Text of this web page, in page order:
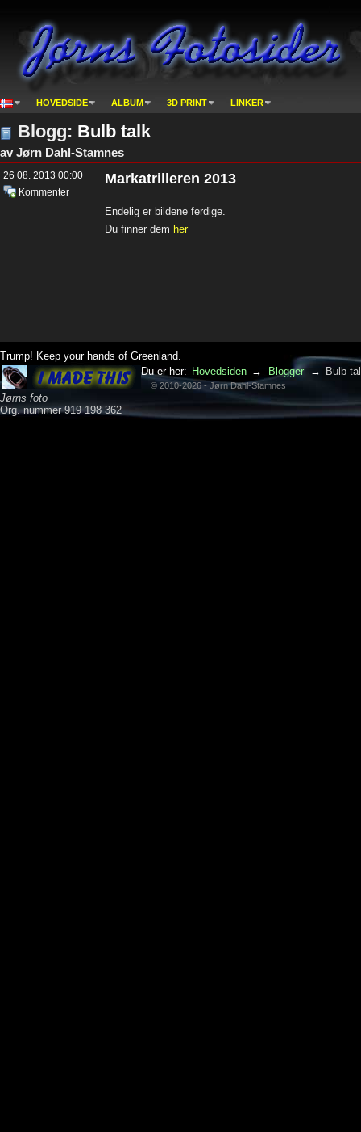
HOVEDSIDE ALBUM 3D PRINT LINKER
Blogg: Bulb talk
av Jørn Dahl-Stamnes
26 08. 2013 00:00
Kommenter
Markatrilleren 2013
Endelig er bildene ferdige.
Du finner dem her
Trump! Keep your hands of Greenland.
Jørns foto
Org. nummer 919 198 362
Du er her: Hovedsiden → Blogger → Bulb
© 2010-2026 - Jørn Dahl-Stamnes